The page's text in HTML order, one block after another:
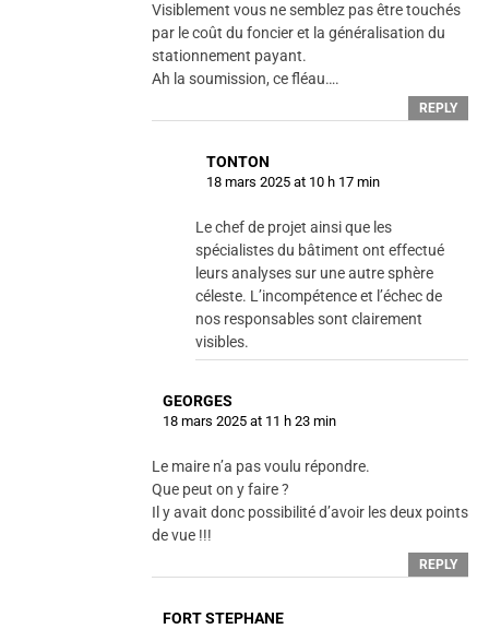
Visiblement vous ne semblez pas être touchés
par le coût du foncier et la généralisation du
stationnement payant.
Ah la soumission, ce fléau….
REPLY
TONTON
18 mars 2025 at 10 h 17 min
Le chef de projet ainsi que les
spécialistes du bâtiment ont effectué
leurs analyses sur une autre sphère
céleste. L’incompétence et l’échec de
nos responsables sont clairement
visibles.
GEORGES
18 mars 2025 at 11 h 23 min
Le maire n’a pas voulu répondre.
Que peut on y faire ?
Il y avait donc possibilité d’avoir les deux points
de vue !!!
REPLY
FORT STEPHANE